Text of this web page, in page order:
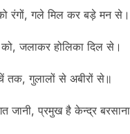
रंगों, गले मिल कर बड़े मन से।
को, जलाकर होलिका दिल से।
तक, गुलालों से अबीरों से॥
जानी, प्रमुख है केन्द्र